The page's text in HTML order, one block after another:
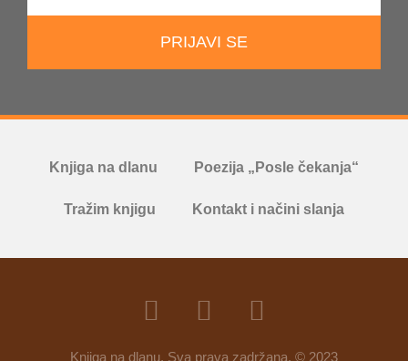
PRIJAVI SE
Knjiga na dlanu Poezija „Posle čekanja“
Tražim knjigu Kontakt i načini slanja
Knjiga na dlanu. Sva prava zadržana. © 2023